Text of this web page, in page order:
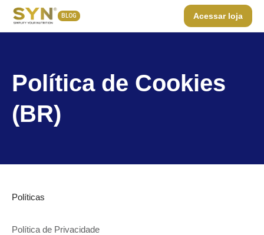
BLOG Acessar loja
Política de Cookies
(BR)
Políticas
Política de Privacidade